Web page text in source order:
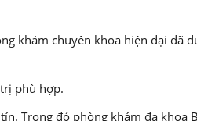
khám chuyên khoa hiện đại đã
phù hợp.
Trong đó phòng khám đa khoa